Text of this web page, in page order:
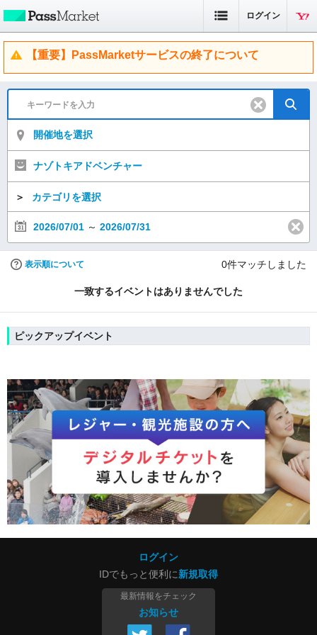
ログイン
【重要】PassMarketサービスの終了について
開催地を選択
ナゾトキアドベンチャー
＞ カテゴリを選択
2026/07/01 ～ 2026/07/31
表示順について 0件マッチしました
一致するイベントはありませんでした
ピックアップイベント
ログイン
IDでもっと便利に新規取得
最新情報をチェック
お知らせ